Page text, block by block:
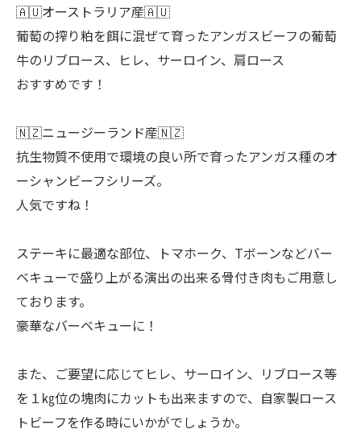
🇦🇺オーストラリア産🇦🇺
葡萄の搾り粕を餌に混ぜて育ったアンガスビーフの葡萄
牛のリブロース、ヒレ、サーロイン、肩ロース
おすすめです！
🇳🇿ニュージーランド産🇳🇿
抗生物質不使用で環境の良い所で育ったアンガス種のオ
ーシャンビーフシリーズ。
人気ですね！
ステーキに最適な部位、トマホーク、Tボーンなどバー
ベキューで盛り上がる演出の出来る骨付き肉もご用意し
ております。
豪華なバーベキューに！
また、ご要望に応じてヒレ、サーロイン、リブロース等
を１㎏位の塊肉にカットも出来ますので、自家製ロース
トビーフを作る時にいかがでしょうか。